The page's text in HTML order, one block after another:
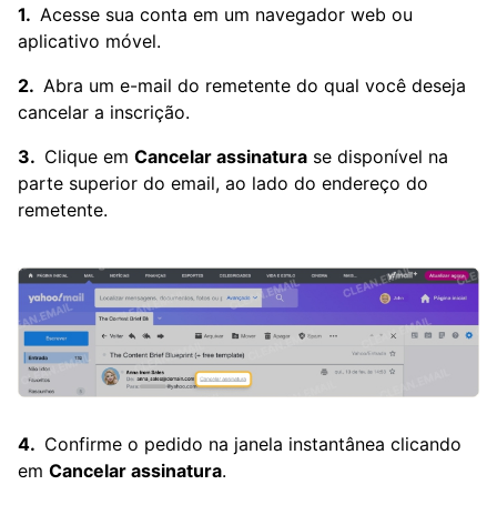
Acesse sua conta em um navegador web ou
aplicativo móvel.
Abra um e-mail do remetente do qual você deseja
cancelar a inscrição.
Clique em Cancelar assinatura se disponível na
parte superior do email, ao lado do endereço do
remetente.
Confirme o pedido na janela instantânea clicando
em Cancelar assinatura.